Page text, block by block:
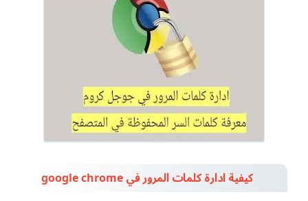
كيفية ادارة كلمات المرور في google chrome